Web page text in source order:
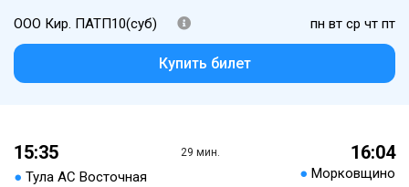
ООО Кир. ПАТП10(суб) пн вт ср чт пт
Купить билет
15:35
● Тула АС Восточная
29 мин. 16:04
● Морковщино